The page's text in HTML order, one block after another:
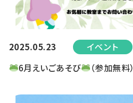
2025.05.23
イベント
6月えいごあそび
（参加無料）